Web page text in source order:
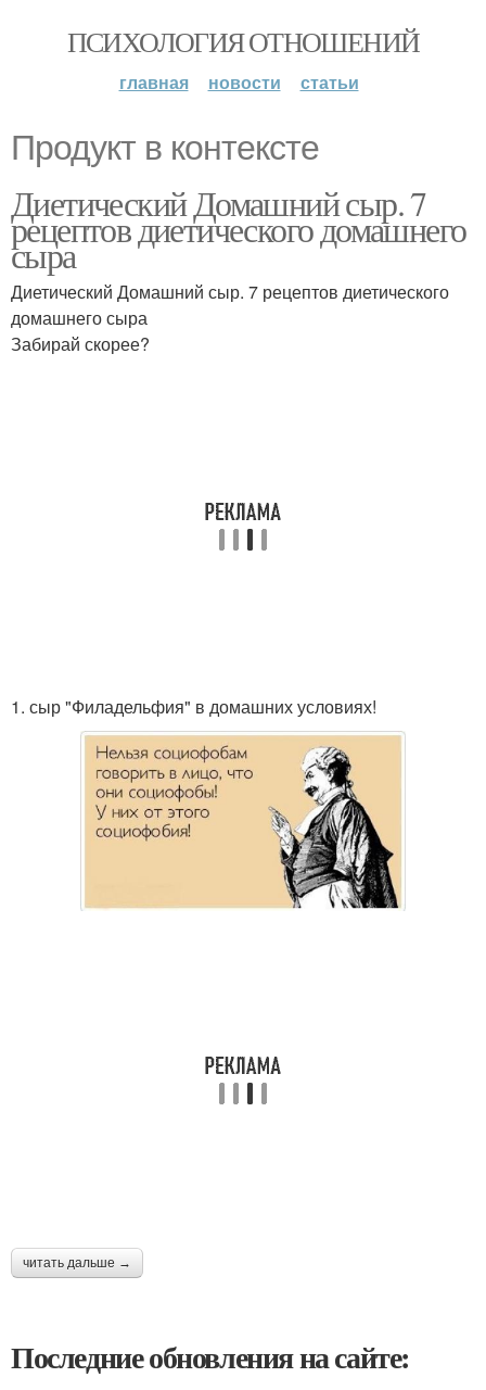
ПСИХОЛОГИЯ ОТНОШЕНИЙ
главная новости статьи
Продукт в контексте
Диетический Домашний сыр. 7
рецептов диетического домашнего
сыра
Диетический Домашний сыр. 7 рецептов диетического
домашнего сыра
Забирай скорее?
1. сыр "Филадельфия" в домашних условиях!
читать дальше →
Последние обновления на сайте: